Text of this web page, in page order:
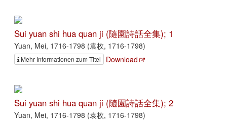
Sui yuan shi hua quan ji (隨園詩話全集); 1
Yuan, Mei, 1716-1798 (袁枚, 1716-1798)
Mehr Informationen zum Titel Download
Sui yuan shi hua quan ji (隨園詩話全集); 2
Yuan, Mei, 1716-1798 (袁枚, 1716-1798)